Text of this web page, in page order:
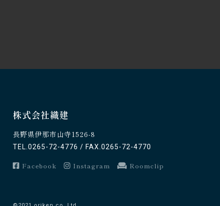
株式会社織建
長野県伊那市山寺1526-8
TEL.0265-72-4776 / FAX.0265-72-4770
Facebook Instagram Roomclip